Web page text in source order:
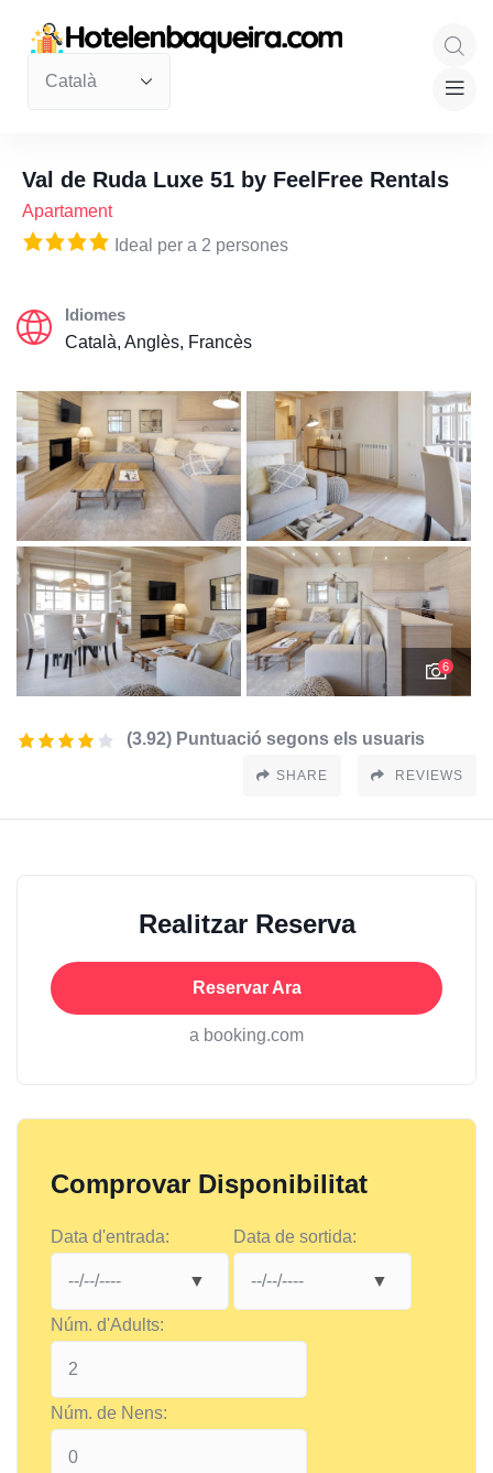
Val de Ruda Luxe 51 by FeelFree Rentals
Apartament
Ideal per a 2 persones
Idiomes
Català, Anglès, Francès
6
(3.92) Puntuació segons els usuaris
SHARE REVIEWS
Realitzar Reserva
Reservar Ara
a booking.com
Comprovar Disponibilitat
Data d'entrada: Data de sortida:
Núm. d'Adults:
Núm. de Nens: